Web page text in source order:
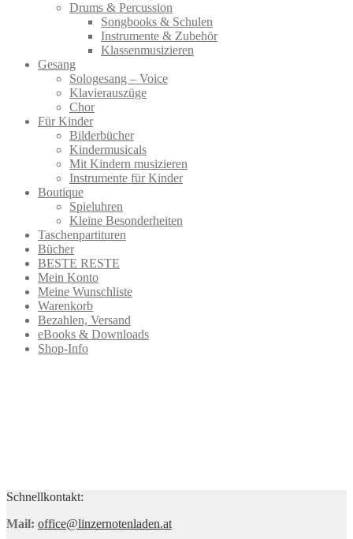
Drums & Percussion
Songbooks & Schulen
Instrumente & Zubehör
Klassenmusizieren
Gesang
Sologesang – Voice
Klavierauszüge
Chor
Für Kinder
Bilderbücher
Kindermusicals
Mit Kindern musizieren
Instrumente für Kinder
Boutique
Spieluhren
Kleine Besonderheiten
Taschenpartituren
Bücher
BESTE RESTE
Mein Konto
Meine Wunschliste
Warenkorb
Bezahlen, Versand
eBooks & Downloads
Shop-Info
Schnellkontakt:
Mail: office@linzernotenladen.at